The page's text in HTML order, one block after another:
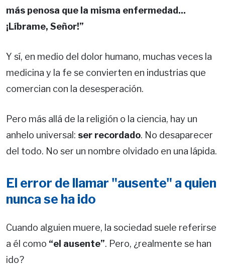
más penosa que la misma enfermedad...
¡Líbrame, Señor!”
Y sí, en medio del dolor humano, muchas veces la
medicina y la fe se convierten en industrias que
comercian con la desesperación.
Pero más allá de la religión o la ciencia, hay un
anhelo universal: ser recordado. No desaparecer
del todo. No ser un nombre olvidado en una lápida.
El error de llamar "ausente" a quien
nunca se ha ido
Cuando alguien muere, la sociedad suele referirse
a él como “el ausente”. Pero, ¿realmente se han
ido?